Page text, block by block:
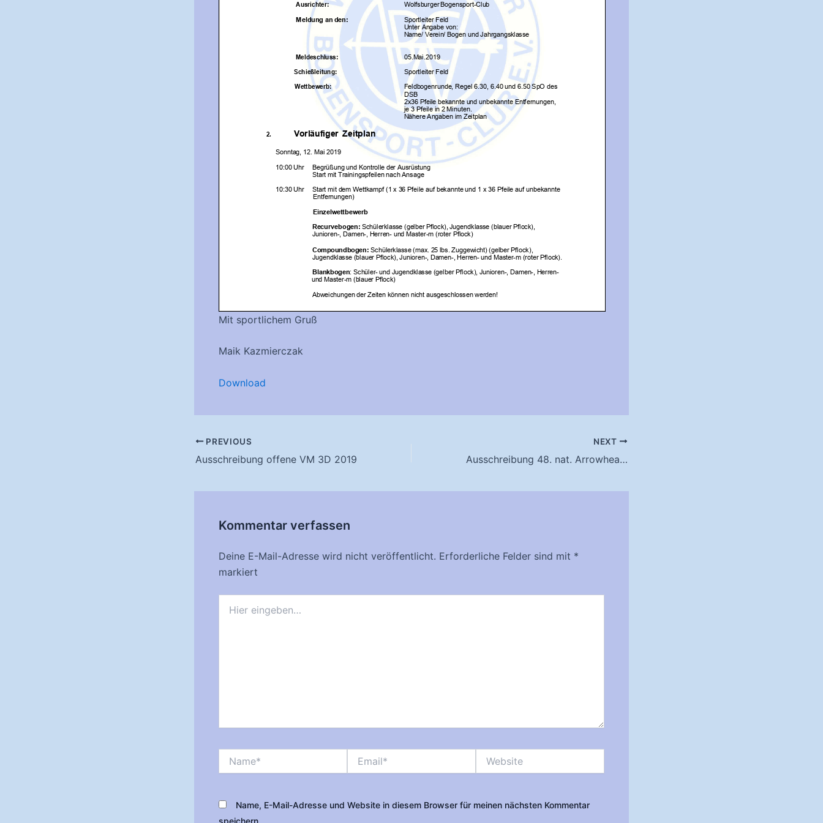
Mit sportlichem Gruß
Maik Kazmierczak
Download
Post
navigation
PREVIOUS
Ausschreibung offene VM 3D 2019
NEXT
Ausschreibung 48. nat. Arrowhead-Turnier
Kommentar verfassen
Deine E-Mail-Adresse wird nicht veröffentlicht. Erforderliche Felder sind mit *
markiert
eingeben…
Name, E-Mail-Adresse und Website in diesem Browser für meinen nächsten Kommentar
speichern.